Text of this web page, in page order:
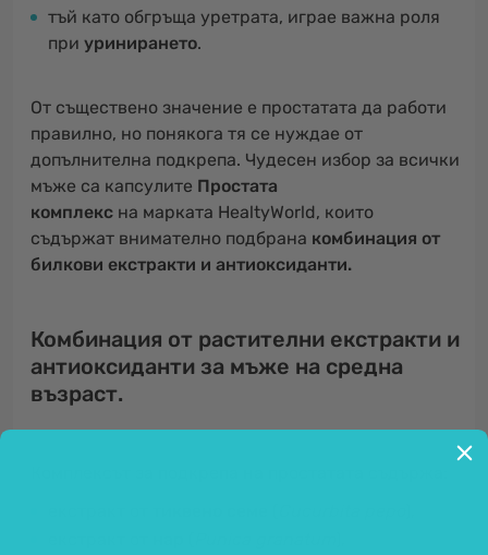
тъй като обгръща уретрата, играе важна роля
при уринирането.
От съществено значение е простатата да работи
правилно, но понякога тя се нуждае от
допълнителна подкрепа. Чудесен избор за всички
мъже са капсулите Простата
комплекс на марката HealtyWorld, които
съдържат внимателно подбрана комбинация от
билкови екстракти и антиоксиданти.
Комбинация от растителни екстракти и
антиоксиданти за мъже на средна
възраст.